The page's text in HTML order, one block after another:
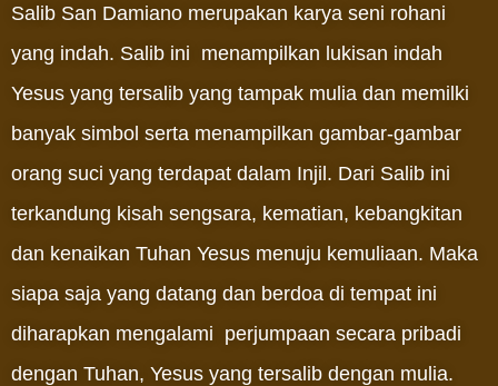
Salib San Damiano merupakan karya seni rohani
yang indah. Salib ini menampilkan lukisan indah
Yesus yang tersalib yang tampak mulia dan memilki
banyak simbol serta menampilkan gambar-gambar
orang suci yang terdapat dalam Injil. Dari Salib ini
terkandung kisah sengsara, kematian, kebangkitan
dan kenaikan Tuhan Yesus menuju kemuliaan. Maka
siapa saja yang datang dan berdoa di tempat ini
diharapkan mengalami perjumpaan secara pribadi
dengan Tuhan, Yesus yang tersalib dengan mulia.